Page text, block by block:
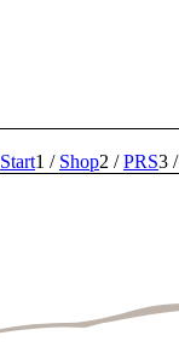
Start1 / Shop2 / PRS3 /